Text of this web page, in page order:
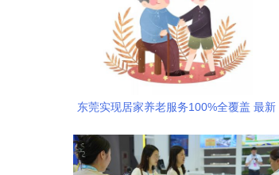
东莞实现居家养老服务100%全覆盖 最新
福”